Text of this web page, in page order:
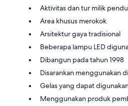
Aktivitas dan tur milik
Area khusus merokok
Arsitektur gaya tradisional
Beberapa lampu LED
Dibangun pada tahun 1998
Disarankan menggunakan
Gelas yang dapat
Menggunakan produk